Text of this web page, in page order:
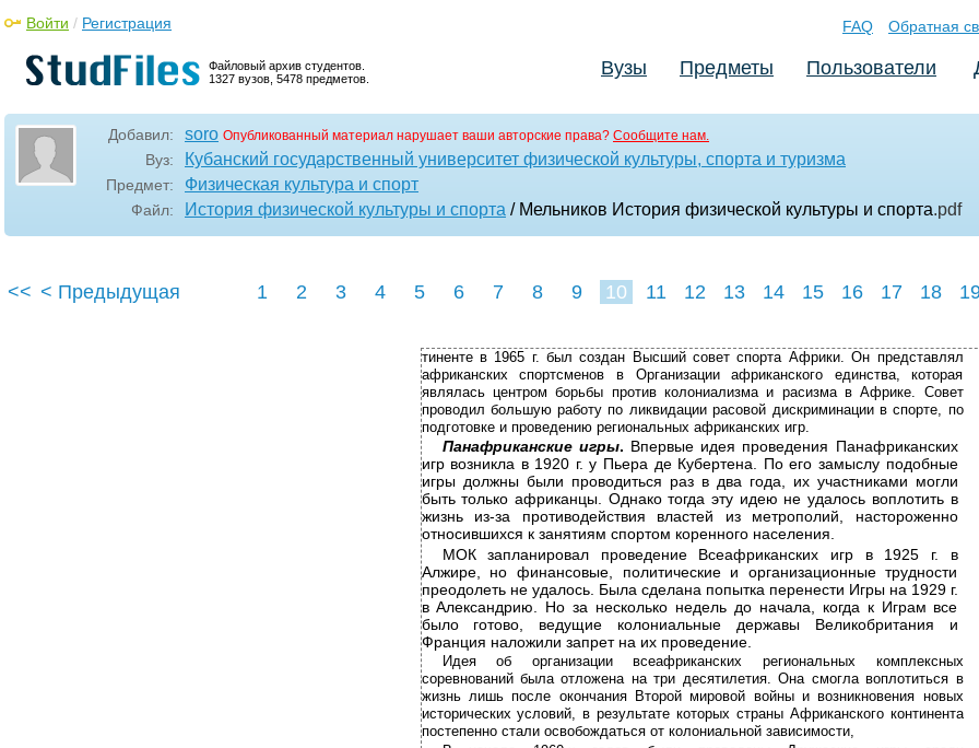
Файловый архив студентов.
1327 вузов, 5478 предметов.
Войти / Регистрация FAQ Обратная
Вузы Предметы Пользователи
Добавил: soro Опубликованный материал нарушает ваши авторские права? Сообщите нам.
Вуз: Кубанский государственный университет физической культуры, спорта и туризма
Предмет: Физическая культура и спорт
Файл: История физической культуры и спорта / Мельников История физической культуры и спорта.pdf
<< < Предыдущая 1 2 3 4 5 6 7 8 9 10 11 12 13 14 15 16 17 18
тиненте в 1965 г. был создан Высший совет спорта Африки. Он представлял
африканских спортсменов в Организации африканского единства, которая
являлась центром борьбы против колониализма и расизма в Африке. Совет
проводил большую работу по ликвидации расовой дискриминации в спорте, по
подготовке и проведению региональных африканских игр.
Панафриканские игры. Впервые идея проведения Панафриканских
игр возникла в 1920 г. у Пьера де Кубертена. По его замыслу подобные
игры должны были проводиться раз в два года, их участниками могли
быть только африканцы. Однако тогда эту идею не удалось воплотить в
жизнь из-за противодействия властей из метрополий, настороженно
относившихся к занятиям спортом коренного населения.
МОК запланировал проведение Всеафриканских игр в 1925 г. в
Алжире, но финансовые, политические и организационные трудности
преодолеть не удалось. Была сделана попытка перенести Игры на 1929 г.
в Александрию. Но за несколько недель до начала, когда к Играм все
было готово, ведущие колониальные державы Великобритания и
Франция наложили запрет на их проведение.
Идея об организации всеафриканских региональных комплексных
соревнований была отложена на три десятилетия. Она смогла воплотиться в
жизнь лишь после окончания Второй мировой войны и возникновения новых
исторических условий, в результате которых страны Африканского континента
постепенно стали освобождаться от колониальной зависимости,